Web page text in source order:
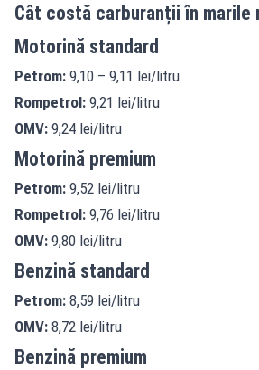
Cât costă carburanții în marile
Motorină standard
Petrom: 9,10 – 9,11 lei/litru
Rompetrol: 9,21 lei/litru
OMV: 9,24 lei/litru
Motorină premium
Petrom: 9,52 lei/litru
Rompetrol: 9,76 lei/litru
OMV: 9,80 lei/litru
Benzină standard
Petrom: 8,59 lei/litru
OMV: 8,72 lei/litru
Benzină premium